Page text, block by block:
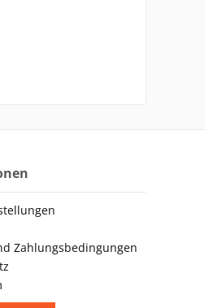
Zahlungsbedingungen